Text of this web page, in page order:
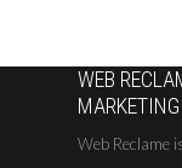
WEB
MARKETING
Web Reclame